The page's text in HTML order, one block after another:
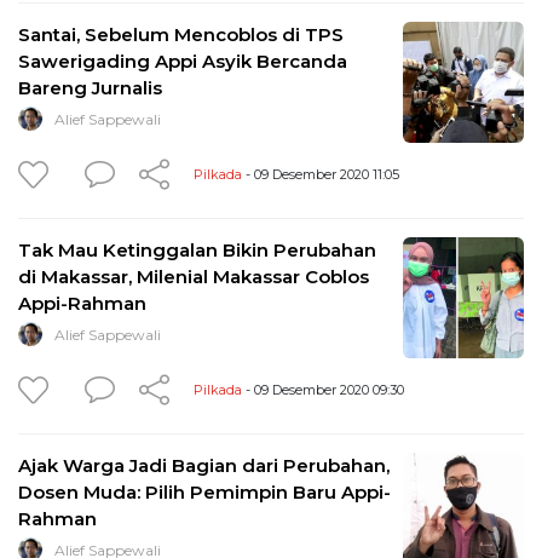
Santai, Sebelum Mencoblos di TPS
Sawerigading Appi Asyik Bercanda
Bareng Jurnalis
Alief Sappewali
Pilkada - 09 Desember 2020 11:05
Tak Mau Ketinggalan Bikin Perubahan
di Makassar, Milenial Makassar Coblos
Appi-Rahman
Alief Sappewali
Pilkada - 09 Desember 2020 09:30
Ajak Warga Jadi Bagian dari Perubahan,
Dosen Muda: Pilih Pemimpin Baru Appi-
Rahman
Alief Sappewali